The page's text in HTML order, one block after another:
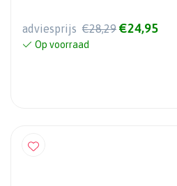
adviesprijs €28,29 €24,95
Op voorraad